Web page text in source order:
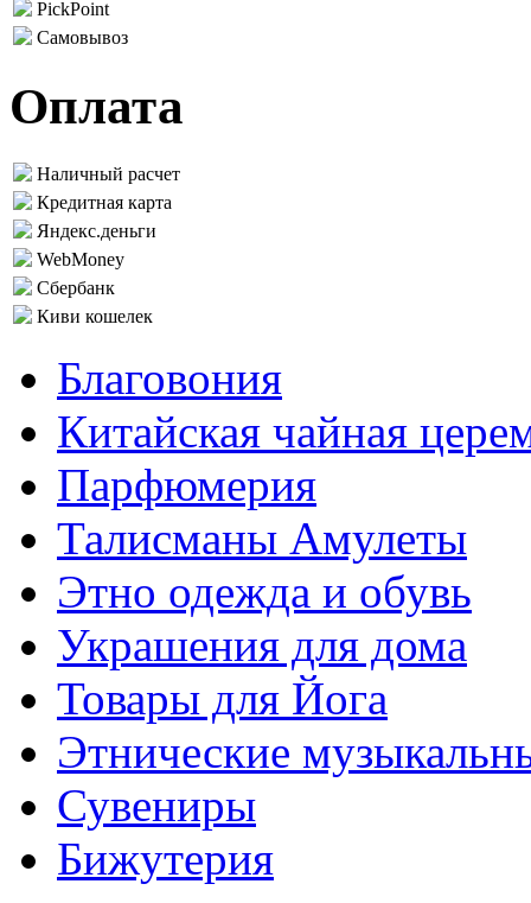
PickPoint
Самовывоз
Оплата
Наличный расчет
Кредитная карта
Яндекс.деньги
WebMoney
Сбербанк
Киви кошелек
Благовония
Китайская чайная
Парфюмерия
Талисманы Амулеты
Этно одежда и обувь
Украшения для дома
Товары для Йога
Этнические
Сувениры
Бижутерия